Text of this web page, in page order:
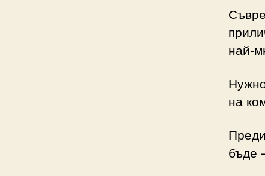
най-
на
бъде